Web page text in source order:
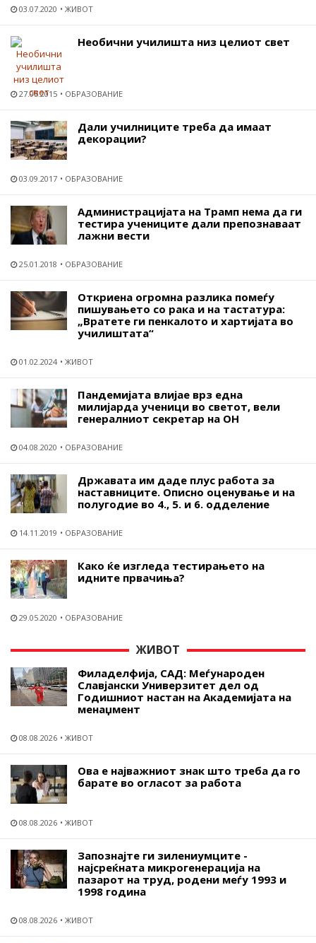
03.07.2020 ЖИВОТ
Необични училишта низ целиот свет
27.05.2015 ОБРАЗОВАНИЕ
Дали училниците треба да имаат
декорации?
03.09.2017 ОБРАЗОВАНИЕ
Администрацијата на Трамп нема да ги
тестира учениците дали препознаваат
лажни вести
25.01.2018 ОБРАЗОВАНИЕ
Откриена огромна разлика помеѓу
пишувањето со рака и на тастатура:
„Вратете ги пенкалото и хартијата во
училиштата“
01.02.2024 ЖИВОТ
Пандемијата влијае врз една
милијарда ученици во светот, вели
генералниот секретар на ОН
04.08.2020 ОБРАЗОВАНИЕ
Државата им даде плус работа за
наставниците. Описно оценување и на
полугодие во 4., 5. и 6. одделение
14.11.2019 ОБРАЗОВАНИЕ
Како ќе изгледа тестирањето на
идните првачиња?
29.05.2020 ОБРАЗОВАНИЕ
ЖИВОТ
Филаделфија, САД: Меѓународен
Славјански Универзитет дел од
Годишниот настан на Академијата на
менаџмент
08.08.2026 ЖИВОТ
Ова е најважниот знак што треба да го
барате во огласот за работа
08.08.2026 ЖИВОТ
Запознајте ги зилениумците -
најсреќната микрогенерација на
пазарот на труд, родени меѓу 1993 и
1998 година
08.08.2026 ЖИВОТ